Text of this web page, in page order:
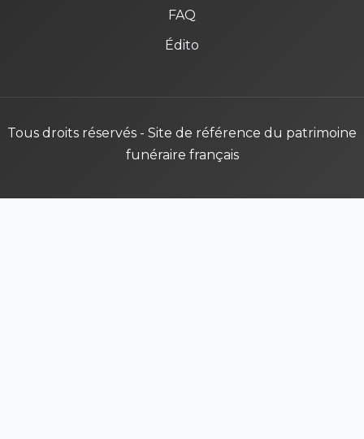
FAQ
Édito
Tous droits réservés - Site de référence du patrimoine
funéraire français